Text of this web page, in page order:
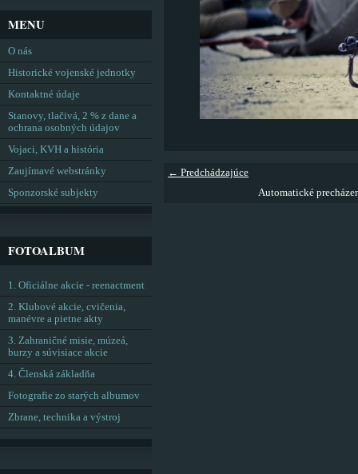
← Predchádzajúce
Automatické
MENU
O nás
Historické vojenské jednotky
Kontaktné údaje
Stanovy, tlačivá, 2 % z dane a
ochrana osobných údajov
Vojaci, KVH a história
Zaujímavé webstránky
Sponzorské subjekty
FOTOALBUM
1. Oficiálne akcie - reenactment
2. Klubové akcie, cvičenia,
manévre a pietne akty
3. Zahraničné misie, múzeá,
burzy a súvisiace akcie
4. Členská základňa
Fotografie zo starých albumov
Zbrane, technika a výstroj